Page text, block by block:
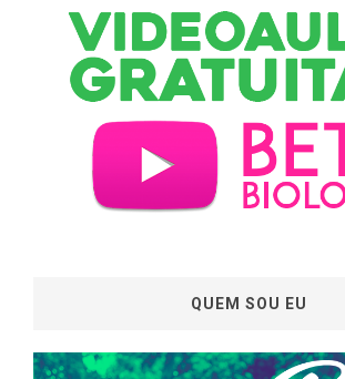
QUEM SOU EU